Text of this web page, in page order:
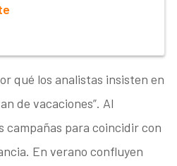
qué los analistas insisten en
de vacaciones”. Al
para coincidir con
En verano confluyen